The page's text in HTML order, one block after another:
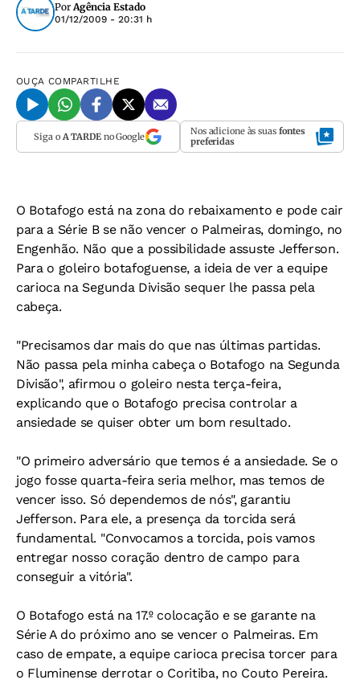
PorAgência Estado
01/12/2009 - 20:31 h
OUÇA COMPARTILHE
Siga o A TARDEno Google Nos adicione às suas fontes
preferidas
O Botafogo está na zona do rebaixamento e pode cair
para a Série B se não vencer o Palmeiras, domingo, no
Engenhão. Não que a possibilidade assuste Jefferson.
Para o goleiro botafoguense, a ideia de ver a equipe
carioca na Segunda Divisão sequer lhe passa pela
cabeça.
"Precisamos dar mais do que nas últimas partidas.
Não passa pela minha cabeça o Botafogo na Segunda
Divisão", afirmou o goleiro nesta terça-feira,
explicando que o Botafogo precisa controlar a
ansiedade se quiser obter um bom resultado.
"O primeiro adversário que temos é a ansiedade. Se o
jogo fosse quarta-feira seria melhor, mas temos de
vencer isso. Só dependemos de nós", garantiu
Jefferson. Para ele, a presença da torcida será
fundamental. "Convocamos a torcida, pois vamos
entregar nosso coração dentro de campo para
conseguir a vitória".
O Botafogo está na 17.º colocação e se garante na
Série A do próximo ano se vencer o Palmeiras. Em
caso de empate, a equipe carioca precisa torcer para
o Fluminense derrotar o Coritiba, no Couto Pereira.